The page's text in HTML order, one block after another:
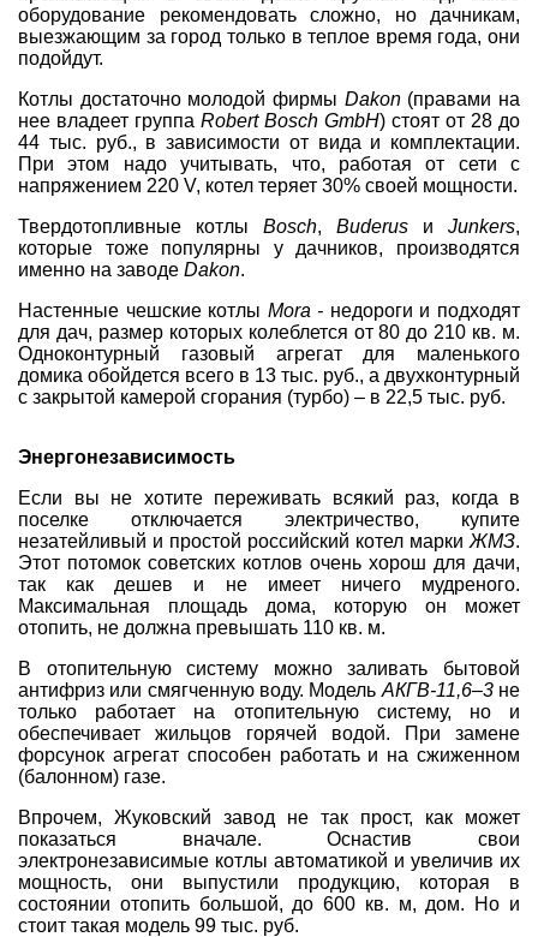
оборудование рекомендовать сложно, но дачникам,
выезжающим за город только в теплое время года, они
подойдут.
Котлы достаточно молодой фирмы Dakon(правами на
нее владеет группа Robert Bosch GmbH) стоят от 28 до
44 тыс. руб., в зависимости от вида и комплектации.
При этом надо учитывать, что, работая от сети с
напряжением 220 V, котел теряет 30% своей мощности.
Твердотопливные котлы Bosch, Buderus и Junkers,
которые тоже популярны у дачников, производятся
именно на заводе Dakon.
Настенные чешские котлы Mora - недороги и подходят
для дач, размер которых колеблется от 80 до 210 кв. м.
Одноконтурный газовый агрегат для маленького
домика обойдется всего в 13 тыс. руб., а двухконтурный
с закрытой камерой сгорания (турбо) – в 22,5 тыс. руб.
Энергонезависимость
Если вы не хотите переживать всякий раз, когда в
поселке отключается электричество, купите
незатейливый и простой российский котел марки ЖМЗ.
Этот потомок советских котлов очень хорош для дачи,
так как дешев и не имеет ничего мудреного.
Максимальная площадь дома, которую он может
отопить, не должна превышать 110 кв. м.
В отопительную систему можно заливать бытовой
антифриз или смягченную воду. Модель АКГВ-11,6–3не
только работает на отопительную систему, но и
обеспечивает жильцов горячей водой. При замене
форсунок агрегат способен работать и на сжиженном
(балонном) газе.
Впрочем, Жуковский завод не так прост, как может
показаться вначале. Оснастив свои
электронезависимые котлы автоматикой и увеличив их
мощность, они выпустили продукцию, которая в
состоянии отопить большой, до 600 кв. м, дом. Но и
стоит такая модель 99 тыс. руб.